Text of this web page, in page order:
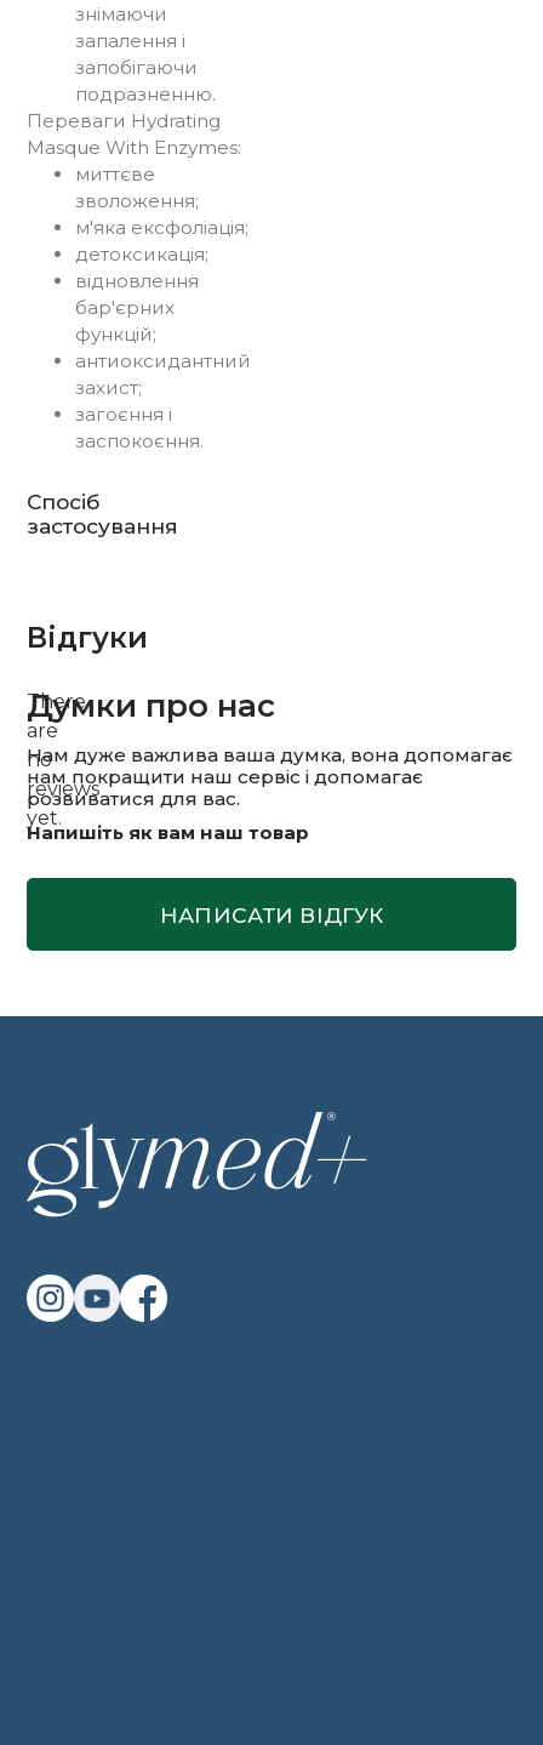
знімаючи
запалення і
запобігаючи
подразненню.
Переваги Hydrating
Masque With Enzymes:
миттєве
зволоження;
м'яка ексфоліація;
детоксикація;
відновлення
бар'єрних
функцій;
антиоксидантний
захист;
загоєння і
заспокоєння.
Спосіб
застосування
Відгуки
There
are
no
reviews
yet.
Думки про нас
Нам дуже важлива ваша думка, вона допомагає
нам покращити наш сервіс і допомагає
розвиватися для вас.
Напишіть як вам наш товар
НАПИСАТИ ВІДГУК